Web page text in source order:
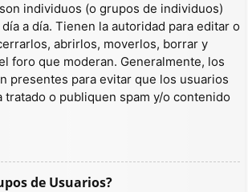
individuos (o grupos de individuos)
a día. Tienen la autoridad para editar o
abrirlos, moverlos, borrar y
foro que moderan. Generalmente, los
presentes para evitar que los usuarios
tratado o publiquen spam y/o contenido
de Usuarios?